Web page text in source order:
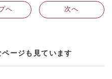
へ 次へ
ージも見ています